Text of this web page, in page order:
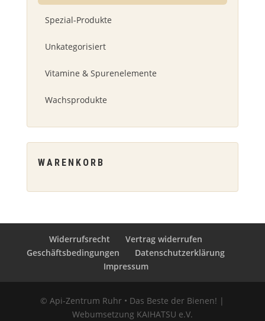
Spezial-Produkte
Unkategorisiert
Vitamine & Spurenelemente
Wachsprodukte
WARENKORB
Widerrufsrecht
Vertrag widerrufen
Geschäftsbedingungen
Datenschutzerklärung
Impressum
© Api-Zentrum Ruhr • Das Beste der Bienen! |
Webumsetzung KAIHATSU e.V.